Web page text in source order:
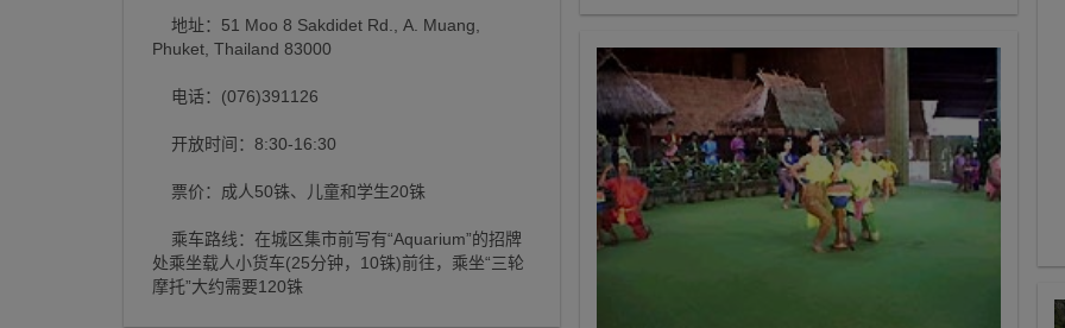
地址：51 Moo 8 Sakdidet Rd., A. Muang,
Phuket, Thailand 83000
电话：(076)391126
开放时间：8:30-16:30
票价：成人50铢、儿童和学生20铢
乘车路线：在城区集市前写有“Aquarium”的招牌
处乘坐载人小货车(25分钟，10铢)前往，乘坐“三轮
摩托”大约需要120铢